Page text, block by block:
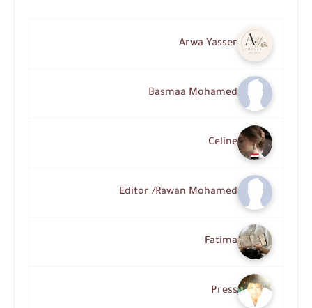
Arwa Yasser
Basmaa Mohamed
Celine
Editor /Rawan Mohamed
Fatima
Press